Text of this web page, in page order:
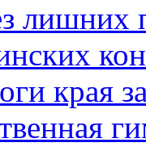
лишних
края